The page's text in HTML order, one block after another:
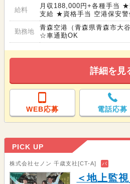
給料
月収188,000円+各種手当
支給 ★資格手当 空港保安
勤務地
青森空港（青森県青森市大
☆車通勤OK
詳細を見
WEB応募 電話応募
PICK UP
株式会社セノン 千歳支社[CT-A] バ
＜地上監